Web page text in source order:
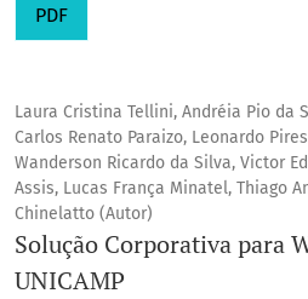
PDF
Laura Cristina Tellini, Andréia Pio da
Carlos Renato Paraizo, Leonardo
Wanderson Ricardo da Silva, Victor
Assis, Lucas França Minatel, Thiago
Chinelatto (Autor)
Solução Corporativa para
UNICAMP